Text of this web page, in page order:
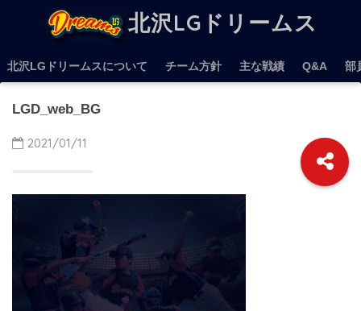
北沢LGドリームス
北沢LGドリームスについて チーム方針 主な戦績 Q&A 部
LGD_web_BG
2021/01/11